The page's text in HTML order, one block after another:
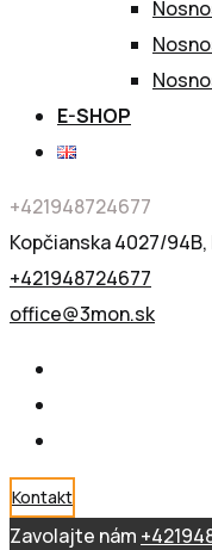
E-SHOP
+421948724677
Kopčianska 4027/
+421948724677
office@3mon.sk
Kontakt
Zavolajte nám